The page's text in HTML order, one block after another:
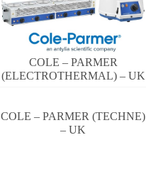
COLE – PARMER
(ELECTROTHERMAL) – UK
COLE – PARMER (TECHNE)
– UK